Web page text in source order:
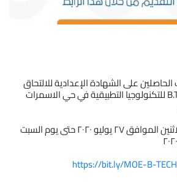
بمدرسة بي تك - B.TECH للتكنولوجيا التطبيقية في حي الاسمرات
https://bit.ly/MOE-B-TECH